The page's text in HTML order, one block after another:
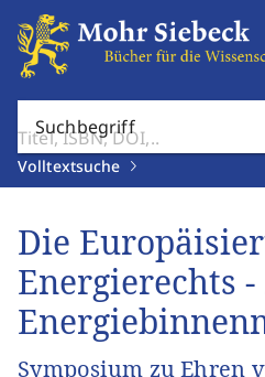
Suchbegriff
Volltextsuche
Die
Energierechts -
Symposium zu Ehren